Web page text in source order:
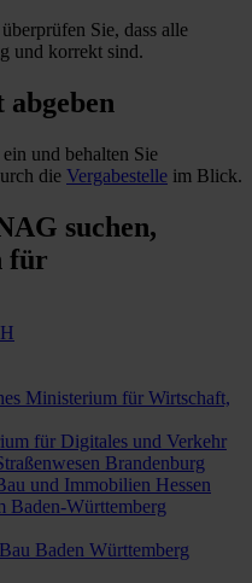
Sie, dass alle
und korrekt sind.
und behalten Sie
die Vergabestelle im Blick.
suchen,
für
Ministerium für Wirtschaft,
für Digitales und Verkehr
Brandenburg
und Immobilien Hessen
Baden-Württemberg
Baden Württemberg